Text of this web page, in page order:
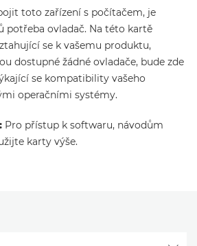
toto zařízení s počítačem, je
potřeba ovladač. Na této kartě
se k vašemu produktu,
dostupné žádné ovladače, bude zde
se kompatibility vašeho
operačními systémy.
Pro přístup k softwaru, návodům
karty výše.